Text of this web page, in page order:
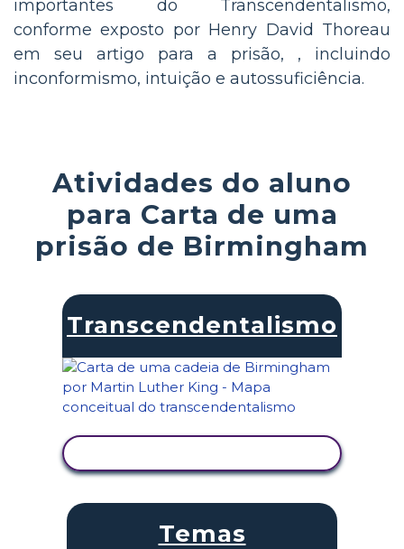
importantes do Transcendentalismo,
conforme exposto por Henry David Thoreau
em seu artigo para a prisão, , incluindo
inconformismo, intuição e autossuficiência.
Atividades do aluno
para Carta de uma
prisão de Birmingham
Transcendentalismo
Temas